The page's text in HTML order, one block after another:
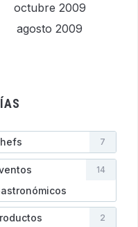
octubre 2009
agosto 2009
7
14
2